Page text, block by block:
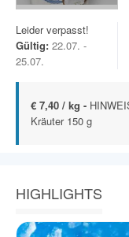
Leider verpasst!
Gültig: 22.07. -
25.07.
€ 7,40 / kg -
Kräuter 150 g
HIGHLIGHTS